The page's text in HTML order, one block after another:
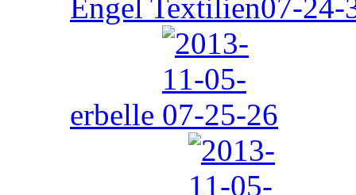
Engel Textilien
erbelle